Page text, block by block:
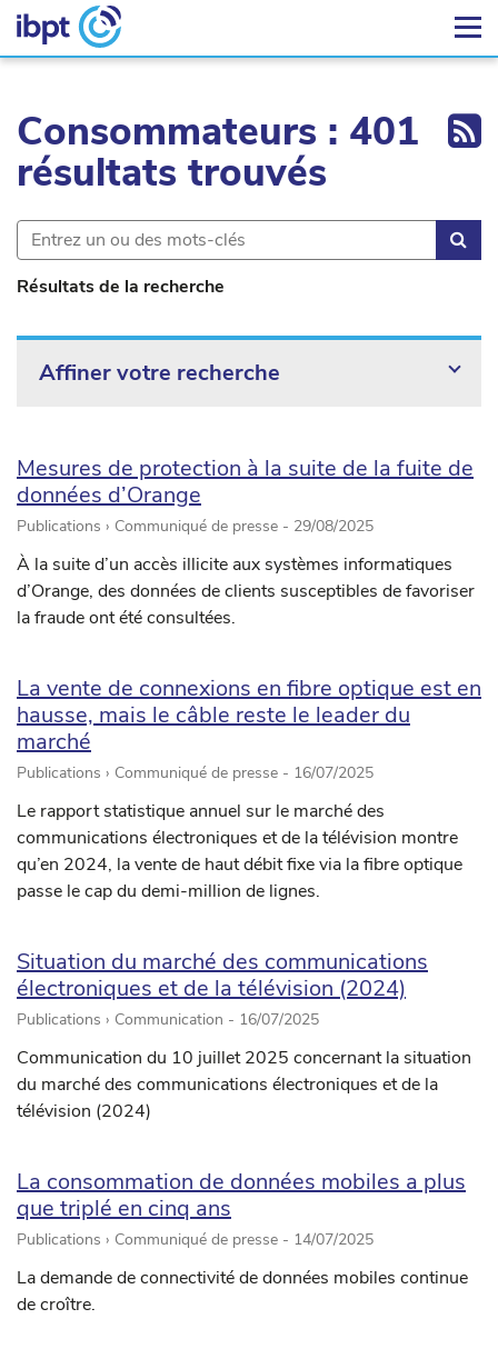
Consommateurs : 401
résultats trouvés
Résultats de la recherche
Affiner votre recherche
Mesures de protection à la suite de la fuite de
données d’Orange
Publications › Communiqué de presse - 29/08/2025
À la suite d’un accès illicite aux systèmes informatiques
d’Orange, des données de clients susceptibles de favoriser
la fraude ont été consultées.
La vente de connexions en fibre optique est en
hausse, mais le câble reste le leader du
marché
Publications › Communiqué de presse - 16/07/2025
Le rapport statistique annuel sur le marché des
communications électroniques et de la télévision montre
qu’en 2024, la vente de haut débit fixe via la fibre optique
passe le cap du demi-million de lignes.
Situation du marché des communications
électroniques et de la télévision (2024)
Publications › Communication - 16/07/2025
Communication du 10 juillet 2025 concernant la situation
du marché des communications électroniques et de la
télévision (2024)
La consommation de données mobiles a plus
que triplé en cinq ans
Publications › Communiqué de presse - 14/07/2025
La demande de connectivité de données mobiles continue
de croître.